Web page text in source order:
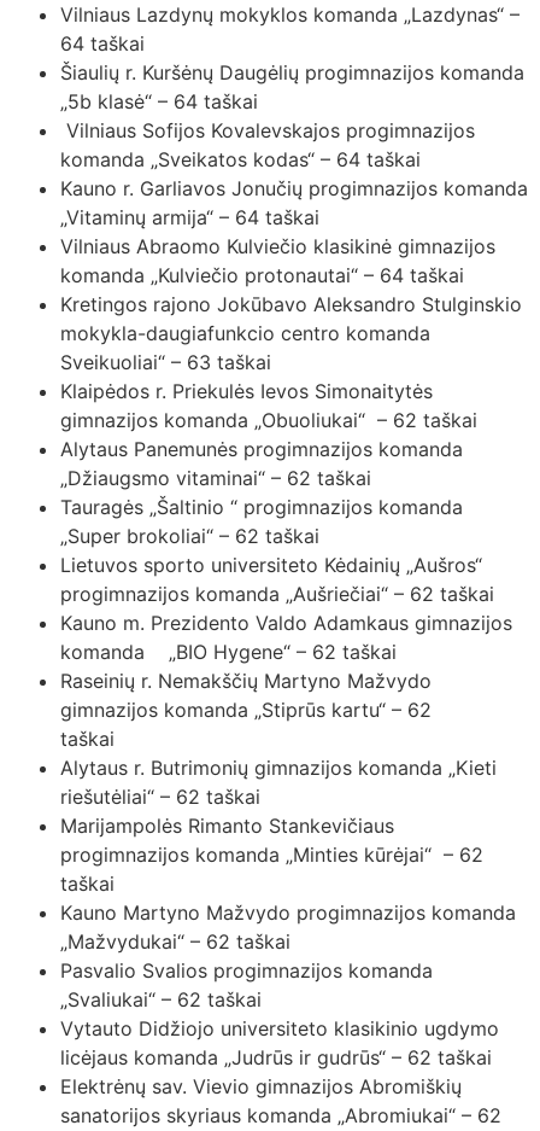
Vilniaus Lazdynų mokyklos komanda „Lazdynas“ –
64 taškai
Šiaulių r. Kuršėnų Daugėlių progimnazijos komanda
„5b klasė“ – 64 taškai
Vilniaus Sofijos Kovalevskajos progimnazijos
komanda „Sveikatos kodas“ – 64 taškai
Kauno r. Garliavos Jonučių progimnazijos komanda
„Vitaminų armija“ – 64 taškai
Vilniaus Abraomo Kulviečio klasikinė gimnazijos
komanda „Kulviečio protonautai“ – 64 taškai
Kretingos rajono Jokūbavo Aleksandro Stulginskio
mokykla-daugiafunkcio centro komanda
Sveikuoliai“ – 63 taškai
Klaipėdos r. Priekulės Ievos Simonaitytės
gimnazijos komanda „Obuoliukai“ – 62 taškai
Alytaus Panemunės progimnazijos komanda
„Džiaugsmo vitaminai“ – 62 taškai
Tauragės „Šaltinio “ progimnazijos komanda
„Super brokoliai“ – 62 taškai
Lietuvos sporto universiteto Kėdainių „Aušros“
progimnazijos komanda „Aušriečiai“ – 62 taškai
Kauno m. Prezidento Valdo Adamkaus gimnazijos
komanda „BIO Hygene“ – 62 taškai
Raseinių r. Nemakščių Martyno Mažvydo
gimnazijos komanda „Stiprūs kartu“ – 62
taškai
Alytaus r. Butrimonių gimnazijos komanda „Kieti
riešutėliai“ – 62 taškai
Marijampolės Rimanto Stankevičiaus
progimnazijos komanda „Minties kūrėjai“ – 62
taškai
Kauno Martyno Mažvydo progimnazijos komanda
„Mažvydukai“ – 62 taškai
Pasvalio Svalios progimnazijos komanda
„Svaliukai“ – 62 taškai
Vytauto Didžiojo universiteto klasikinio ugdymo
licėjaus komanda „Judrūs ir gudrūs“ – 62 taškai
Elektrėnų sav. Vievio gimnazijos Abromiškių
sanatorijos skyriaus komanda „Abromiukai“ – 62